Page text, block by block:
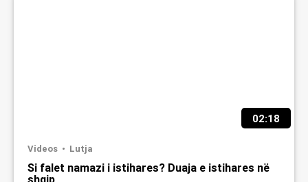
02:18
Videos Lutja
Si falet namazi i istihares? Duaja e istihares në